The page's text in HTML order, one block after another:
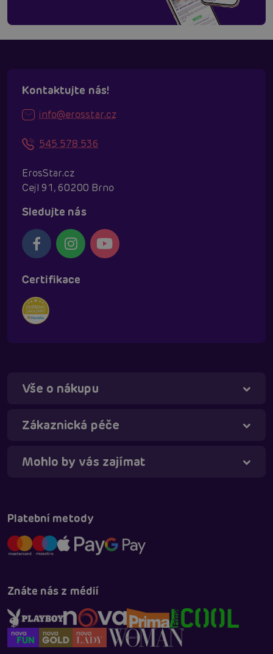
Kontaktujte nás!
info@erosstar.cz
545 578 536
ErosStar.cz
Cejl 91, 60200 Brno
Sledujte nás
Certifikace
Vše o nákupu
Zákaznická péče
Mohlo by vás zajímat
Platební metody
Znáte nás z médií
Táňa - virtuální asistentka